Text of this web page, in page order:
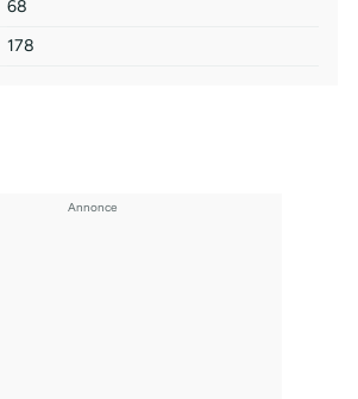
68
178